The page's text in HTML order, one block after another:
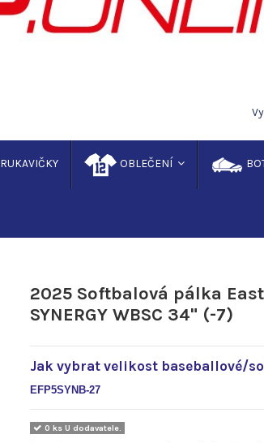
RUKAVIČKY OBLEČENÍ
2025 Softbalová pálka
SYNERGY WBSC 34" (-7)
Jak vybrat velikost baseballové/
EFP5SYNB-27
0 ks U dodavatele.